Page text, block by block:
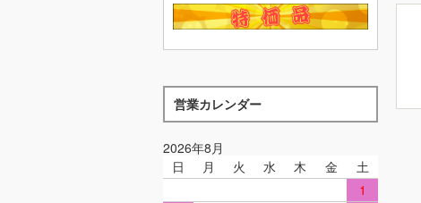
営業カレンダー
2026年8月
日
月 火 水 木 金
土
1